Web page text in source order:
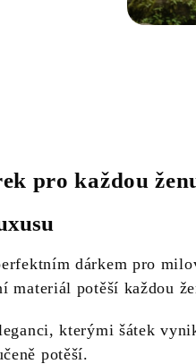
pro každou
dárkem pro
materiál potěší každou
kterými šátek
potěší.